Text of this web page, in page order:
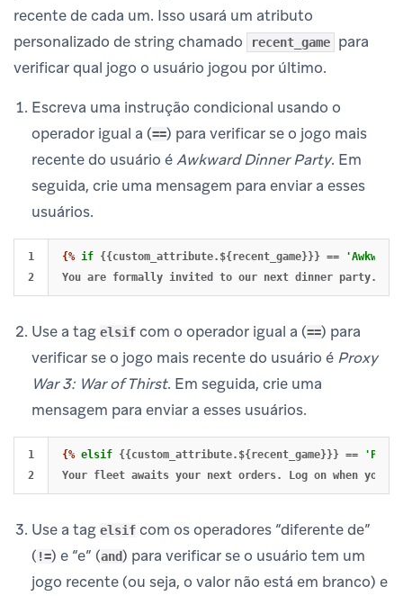
recente de cada um. Isso usará um atributo
personalizado de string chamado
recent_game
para
verificar qual jogo o usuário jogou por último.
Escreva uma instrução condicional usando o
operador igual a (==) para verificar se o jogo mais
recente do usuário éAwkward Dinner Party. Em
seguida, crie uma mensagem para enviar a esses
usuários.
1
{% if {{custom_attribute.${recent_game}}} ==
Use a tag elsif com o operador igual a (==) para
verificar se o jogo mais recente do usuário é Proxy
War 3: War of Thirst. Em seguida, crie uma
mensagem para enviar a esses usuários.
1
{% elsif {{custom_attribute.${recent_game}}} ==
Use a tag elsif com os operadores “diferente de”
( !=) e “e” (and) para verificar se o usuário tem um
jogo recente (ou seja, o valor não está em branco) e